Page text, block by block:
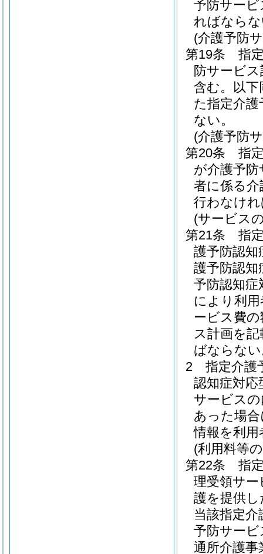
予防サー
ればなら
(介護予防
第19条
指
防サービ
含む。以下
た指定介
ない。
(介護予防
第20条
指
が介護予
者に係る
行わなけ
(サービス
第21条
指
護予防認知
護予防認知
予防認知症
により利
ービス費
ス計画を
ばならな
2
指定介護
認知症対
サービス
あった場
情報を利
(利用料等
第22条
指
理受領サー
護を提供
当該指定
予防サービ
通所介護